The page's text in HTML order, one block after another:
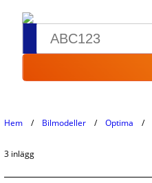
Hem Bilmodeller Optima
3 inlägg